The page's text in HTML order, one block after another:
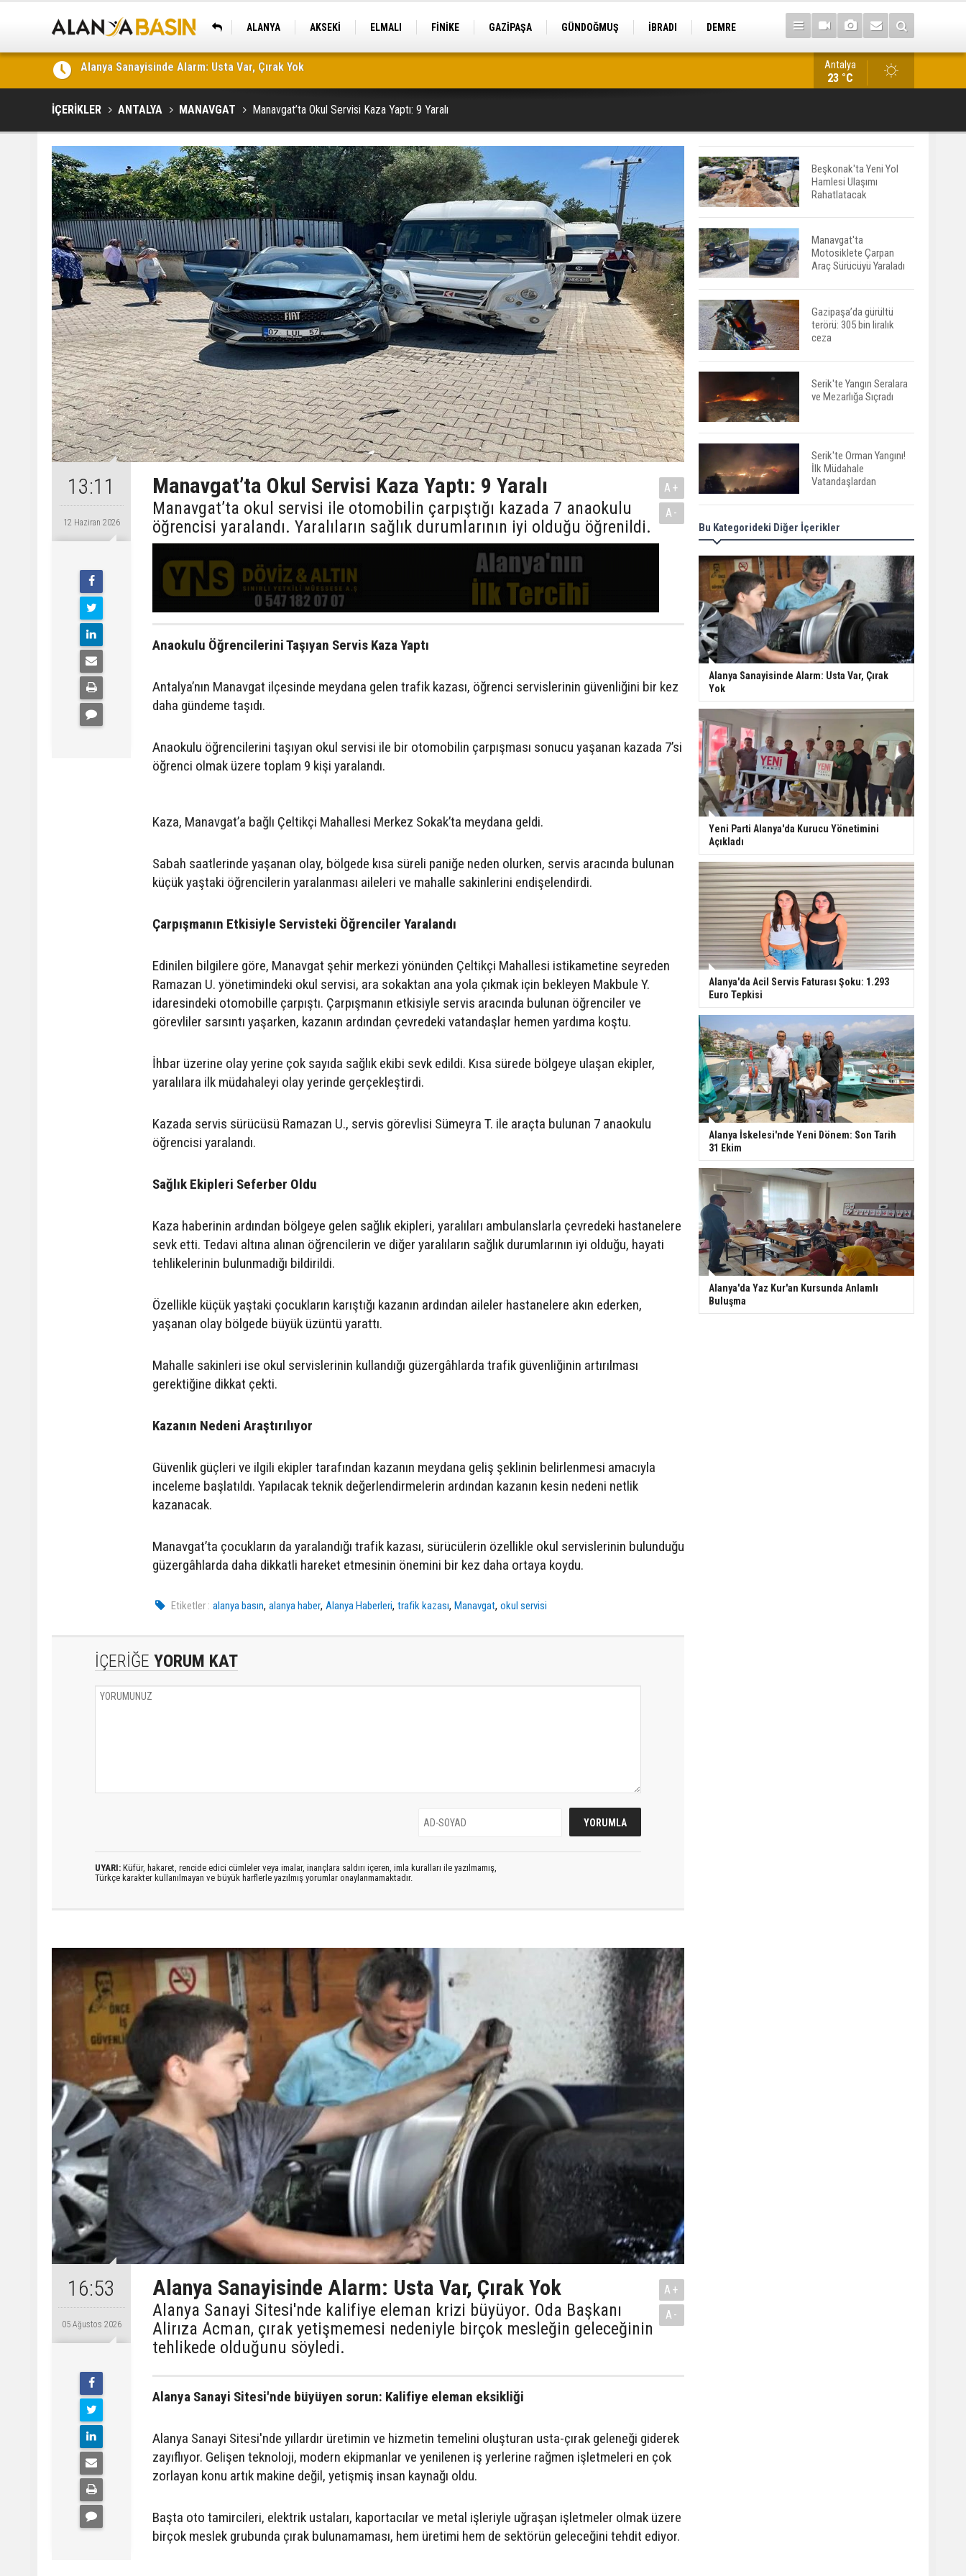
ALANYA AKSEKİ ELMALI FİNİKE GAZİPAŞA GÜNDOĞMUŞ İBRADI
DEMRE
Yeni Parti Alanya'da Kurucu Yönetimini Açıkladı Alanya'da Acil Servis Faturası Şoku: 1.293 Euro Tepkisi
Antalya
23 °C
İÇERİKLER ANTALYA MANAVGAT Manavgat’ta Okul Servisi Kaza Yaptı: 9 Yaralı
13:11
12 Haziran 2026
Manavgat’ta Okul Servisi Kaza Yaptı: 9 Yaralı
Manavgat’ta okul servisi ile otomobilin çarpıştığı kazada 7 anaokulu
öğrencisi yaralandı. Yaralıların sağlık durumlarının iyi olduğu öğrenildi.
A+
A-
Anaokulu Öğrencilerini Taşıyan Servis Kaza Yaptı
Antalya’nın Manavgat ilçesinde meydana gelen trafik kazası, öğrenci servislerinin güvenliğini bir kez
daha gündeme taşıdı.
Anaokulu öğrencilerini taşıyan okul servisi ile bir otomobilin çarpışması sonucu yaşanan kazada 7’si
öğrenci olmak üzere toplam 9 kişi yaralandı.
Kaza, Manavgat’a bağlı Çeltikçi Mahallesi Merkez Sokak’ta meydana geldi.
Sabah saatlerinde yaşanan olay, bölgede kısa süreli paniğe neden olurken, servis aracında bulunan
küçük yaştaki öğrencilerin yaralanması aileleri ve mahalle sakinlerini endişelendirdi.
Çarpışmanın Etkisiyle Servisteki Öğrenciler Yaralandı
Edinilen bilgilere göre, Manavgat şehir merkezi yönünden Çeltikçi Mahallesi istikametine seyreden
Ramazan U. yönetimindeki okul servisi, ara sokaktan ana yola çıkmak için bekleyen Makbule Y.
idaresindeki otomobille çarpıştı. Çarpışmanın etkisiyle servis aracında bulunan öğrenciler ve
görevliler sarsıntı yaşarken, kazanın ardından çevredeki vatandaşlar hemen yardıma koştu.
İhbar üzerine olay yerine çok sayıda sağlık ekibi sevk edildi. Kısa sürede bölgeye ulaşan ekipler,
yaralılara ilk müdahaleyi olay yerinde gerçekleştirdi.
Kazada servis sürücüsü Ramazan U., servis görevlisi Sümeyra T. ile araçta bulunan 7 anaokulu
öğrencisi yaralandı.
Sağlık Ekipleri Seferber Oldu
Kaza haberinin ardından bölgeye gelen sağlık ekipleri, yaralıları ambulanslarla çevredeki hastanelere
sevk etti. Tedavi altına alınan öğrencilerin ve diğer yaralıların sağlık durumlarının iyi olduğu, hayati
tehlikelerinin bulunmadığı bildirildi.
Özellikle küçük yaştaki çocukların karıştığı kazanın ardından aileler hastanelere akın ederken,
yaşanan olay bölgede büyük üzüntü yarattı.
Mahalle sakinleri ise okul servislerinin kullandığı güzergâhlarda trafik güvenliğinin artırılması
gerektiğine dikkat çekti.
Kazanın Nedeni Araştırılıyor
Güvenlik güçleri ve ilgili ekipler tarafından kazanın meydana geliş şeklinin belirlenmesi amacıyla
inceleme başlatıldı. Yapılacak teknik değerlendirmelerin ardından kazanın kesin nedeni netlik
kazanacak.
Manavgat’ta çocukların da yaralandığı trafik kazası, sürücülerin özellikle okul servislerinin bulunduğu
güzergâhlarda daha dikkatli hareket etmesinin önemini bir kez daha ortaya koydu.
Etiketler : alanya basın,alanya haber,Alanya Haberleri,trafik kazası,Manavgat,okul servisi
İÇERİĞE YORUM KAT
UYARI: Küfür, hakaret, rencide edici cümleler veya imalar, inançlara saldırı içeren, imla kuralları ile yazılmamış,
Türkçe karakter kullanılmayan ve büyük harflerle yazılmış yorumlar onaylanmamaktadır.
16:53
05 Ağustos 2026
Alanya Sanayisinde Alarm: Usta Var, Çırak Yok
Alanya Sanayi Sitesi'nde kalifiye eleman krizi büyüyor. Oda Başkanı
Alirıza Acman, çırak yetişmemesi nedeniyle birçok mesleğin geleceğinin
tehlikede olduğunu söyledi.
A+
A-
Alanya Sanayi Sitesi'nde büyüyen sorun: Kalifiye eleman eksikliği
Alanya Sanayi Sitesi'nde yıllardır üretimin ve hizmetin temelini oluşturan usta-çırak geleneği giderek
zayıflıyor. Gelişen teknoloji, modern ekipmanlar ve yenilenen iş yerlerine rağmen işletmeleri en çok
zorlayan konu artık makine değil, yetişmiş insan kaynağı oldu.
Başta oto tamircileri, elektrik ustaları, kaportacılar ve metal işleriyle uğraşan işletmeler olmak üzere
birçok meslek grubunda çırak bulunamaması, hem üretimi hem de sektörün geleceğini tehdit ediyor.
Beşkonak'ta Yeni Yol
Hamlesi Ulaşımı
Rahatlatacak
Manavgat'ta
Motosiklete Çarpan
Araç Sürücüyü Yaraladı
Gazipaşa’da gürültü
terörü: 305 bin liralık
ceza
Serik'te Yangın Seralara
ve Mezarlığa Sıçradı
Serik'te Orman Yangını!
İlk Müdahale
Vatandaşlardan
Manavgat'ta Anne ve
Kızına Otomobil Çarptı
Finike açıklarında 50
yapay resif denizle
buluştu
Kepez tarihine sahip
çıkıyor: Tarihi kuyular
Manavgat’ta ani
manevra kazayı
beraberinde getirdi: 3
yaralı
Serik’te inşaatta beton
blok işçinin üzerine
Bu Kategorideki Diğer İçerikler
Alanya Sanayisinde Alarm: Usta Var, Çırak
Yok
Yeni Parti Alanya'da Kurucu Yönetimini
Açıkladı
Alanya'da Acil Servis Faturası Şoku: 1.293
Euro Tepkisi
Alanya İskelesi'nde Yeni Dönem: Son Tarih
31 Ekim
Alanya'da Yaz Kur'an Kursunda Anlamlı
Buluşma